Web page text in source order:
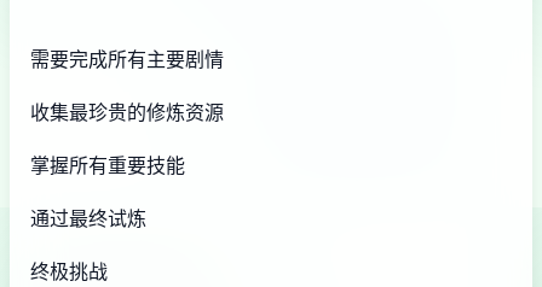
需要完成所有主要剧情
收集最珍贵的修炼资源
掌握所有重要技能
通过最终试炼
终极挑战